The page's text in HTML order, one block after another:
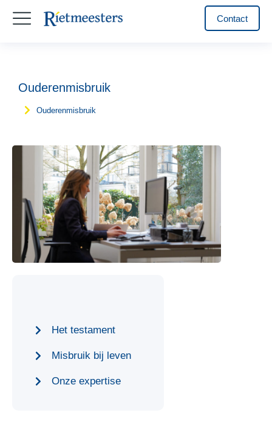
Contact
Ouderenmisbruik
Je bent hier:
Ouderenmisbruik
Het testament
Misbruik bij leven
Onze expertise